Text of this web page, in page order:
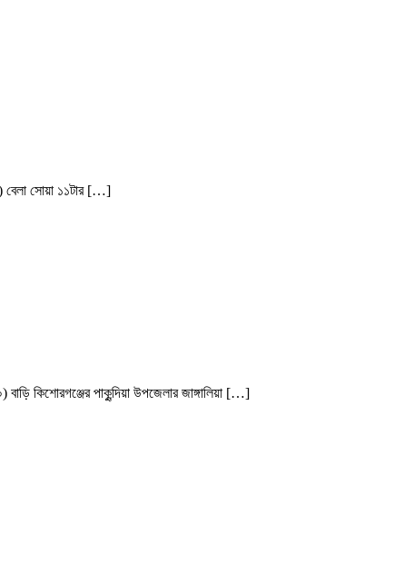
বেলা সোয়া ১১টার […]
কিশোরগঞ্জের পাকুন্দিয়া উপজেলার জাঙ্গালিয়া […]